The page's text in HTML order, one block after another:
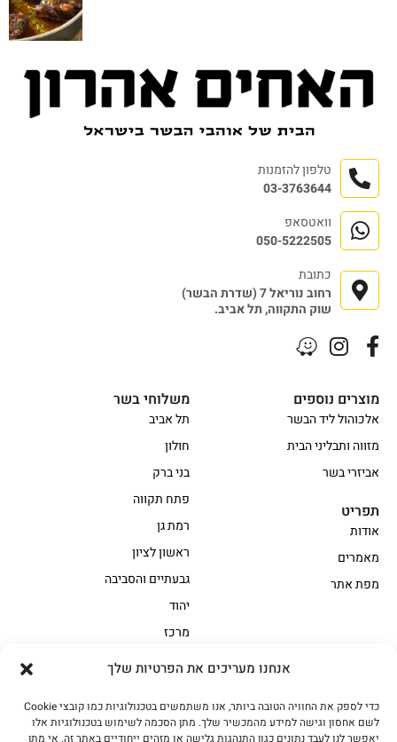
אנחנו מעריכים את הפרטיות שלך
כדי לספק את החוויה הטובה ביותר, אנו משתמשים בטכנולוגיות כמו קובצי Cookie
לשם אחסון וגישה למידע מהמכשיר שלך. מתן הסכמה לשימוש בטכנולוגיות אלו
יאפשר לנו לעבד נתונים כגון התנהגות גלישה או מזהים ייחודיים באתר זה. אי מתן
אווז
בשר בקר משובח
בשר בקר עגלה משובח
בשר למעשנת
משלוחי בשר
תל אביב
חולון
בני ברק
פתח תקווה
רמת גן
ראשון לציון
גבעתיים והסביבה
יהוד
מרכז
מוצרים נוספים
אלכוהול ליד הבשר
מזווה ותבליני הבית
אביזרי בשר
תפריט
אודות
מאמרים
מפת אתר
טלפון להזמנות
03-3763644
וואטסאפ
050-5222505
כתובת
רחוב נוריאל 7 (שדרת הבשר)
שוק התקווה, תל אביב.